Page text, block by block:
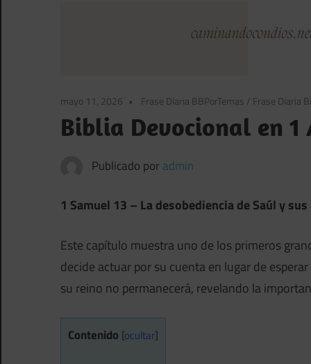
mayo 11, 2026 Frase Diaria BBPorTemas / Frase Diaria
Biblia Devocional en 1
Publicado por admin
1 Samuel 13 – La desobediencia de Saúl y
Este capítulo muestra uno de los primeros
decide actuar por su cuenta en lugar de
su reino no permanecerá, revelando la
Contenido [ocultar]